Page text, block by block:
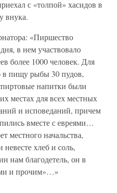
с «толпой» хасидов в
внука.
«Пиршество
в нем участвовало
более 1000 человек. Для
пищу рыбы 30 пудов,
напитки были
местах для всех местных
и исповеданий, причем
вместе с евреями…
местного начальства,
хлеб и соль,
нам благодетель, он в
и прочим»…»